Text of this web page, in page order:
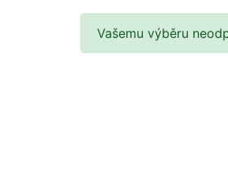
Vašemu výběru